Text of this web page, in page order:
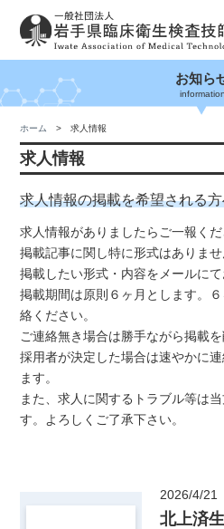
お知ら
information
ホーム 求人情報
求人情報
求人情報の掲載を希望される
求人情報がありましたらご一報くだ
掲載記事に関し特に形式はありませ
掲載したい形式・内容をメールにて
掲載期間は原則６ヶ月とします。
絡ください。
ご連絡無き場合は勝手ながら掲載を
採用者が決定した場合は速やかに
ます。
また、求人に関するトラブル等は
す。よろしくご了承下さい。
2026/4/21
北上済